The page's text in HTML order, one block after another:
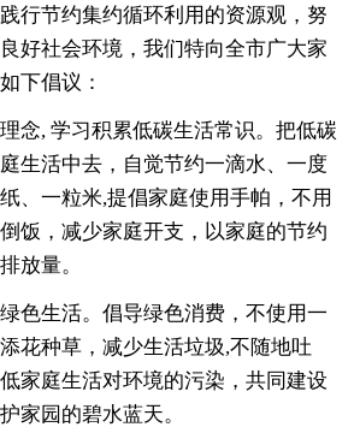
行节约集约循环利用的资源观，努
好社会环境，我们特向全市广大家
下倡议：
念, 学习积累低碳生活常识。把低碳
生活中去，自觉节约一滴水、一度
、一粒米,提倡家庭使用手帕，不用
饭，减少家庭开支，以家庭的节约
放量。
色生活。倡导绿色消费，不使用一
花种草，减少生活垃圾,不随地吐
家庭生活对环境的污染，共同建设
家园的碧水蓝天。